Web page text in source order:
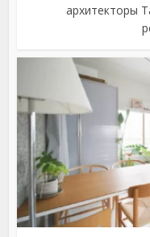
архитекторы